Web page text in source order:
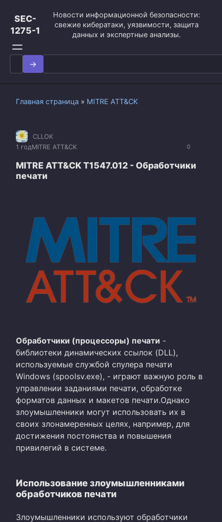
контенту
SEC-
1275-1
Новости информационной безопасности:
свежие кибератаки, уязвимости, защита
данных и экспертные анализы.
Search
for:
Главная страница » MITRE ATT&CK
0
CLLOK
1 годMITRE ATT&CK
MITRE ATT&CK T1547.012 - Обработчики
печати
Обработчики (процессоры) печати -
библиотеки динамических ссылок (DLL),
используемые службой спулера печати
Windows (spoolsv.exe), - играют важную роль в
управлении заданиями печати, обработке
форматов данных и макетов печати.Однако
злоумышленники могут использовать их в
своих злонамеренных целях, например, для
достижения постоянства и повышения
привилегий в системе.
Использование злоумышленниками
обработчиков печати
Злоумышленники используют обработчики